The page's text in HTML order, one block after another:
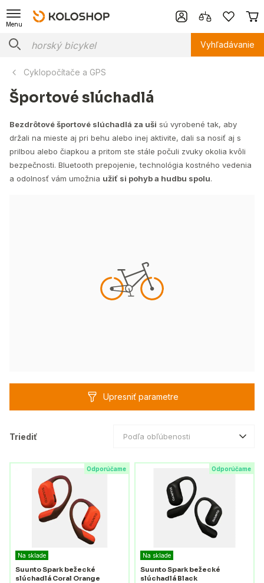
Menu
Vyhľadávanie
Cyklopočítače a GPS
Športové slúchadlá
Bezdrôtové športové slúchadlá za uši sú vyrobené tak, aby
držali na mieste aj pri behu alebo inej aktivite, dali sa nosiť aj s
prilbou alebo čiapkou a pritom ste stále počuli zvuky okolia kvôli
bezpečnosti. Bluetooth prepojenie, technológia kostného vedenia
a odolnosť vám umožnia užiť si pohyb a hudbu spolu.
Upresniť parametre
Triediť Podľa obľúbenosti
Odporúčame
Na sklade
Suunto Spark bežecké
slúchadlá Coral Orange
Odporúčame
Na sklade
Suunto Spark bežecké
slúchadlá Black